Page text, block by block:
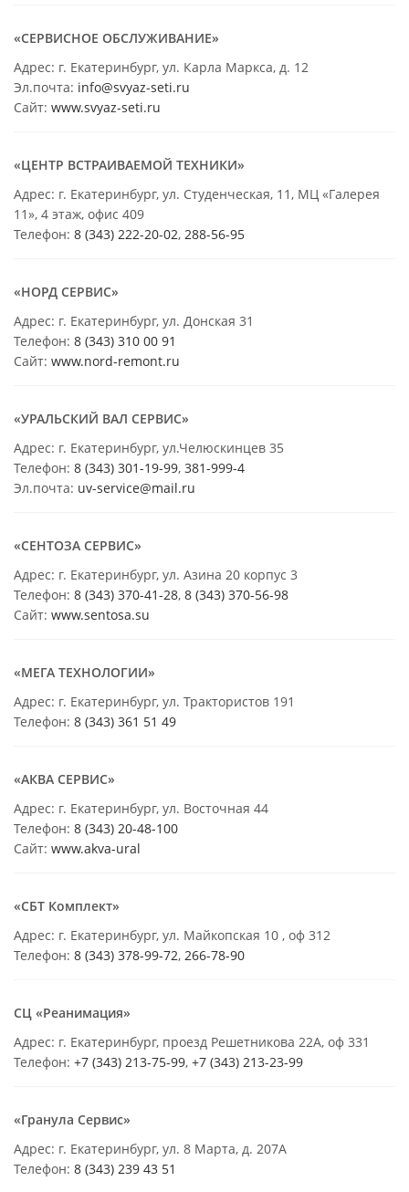
«СЕРВИСНОЕ ОБСЛУЖИВАНИЕ»
Адрес: г. Екатеринбург, ул. Карла Маркса, д. 12
Эл.почта: info@svyaz-seti.ru
Сайт: www.svyaz-seti.ru
«ЦЕНТР ВСТРАИВАЕМОЙ ТЕХНИКИ»
Адрес: г. Екатеринбург, ул. Студенческая, 11, МЦ «Галерея
11», 4 этаж, офис 409
Телефон: 8 (343) 222-20-02, 288-56-95
«НОРД СЕРВИС»
Адрес: г. Екатеринбург, ул. Донская 31
Телефон: 8 (343) 310 00 91
Сайт: www.nord-remont.ru
«УРАЛЬСКИЙ ВАЛ СЕРВИС»
Адрес: г. Екатеринбург, ул.Челюскинцев 35
Телефон: 8 (343) 301-19-99, 381-999-4
Эл.почта: uv-service@mail.ru
«СЕНТОЗА СЕРВИС»
Адрес: г. Екатеринбург, ул. Азина 20 корпус 3
Телефон: 8 (343) 370-41-28, 8 (343) 370-56-98
Сайт: www.sentosa.su
«МЕГА ТЕХНОЛОГИИ»
Адрес: г. Екатеринбург, ул. Трактористов 191
Телефон: 8 (343) 361 51 49
«АКВА СЕРВИС»
Адрес: г. Екатеринбург, ул. Восточная 44
Телефон: 8 (343) 20-48-100
Сайт: www.akva-ural
«СБТ Комплект»
Адрес: г. Екатеринбург, ул. Майкопская 10 , оф 312
Телефон: 8 (343) 378-99-72, 266-78-90
СЦ «Реанимация»
Адрес: г. Екатеринбург, проезд Решетникова 22А, оф 331
Телефон: +7 (343) 213-75-99, +7 (343) 213-23-99
«Гранула Сервис»
Адрес: г. Екатеринбург, ул. 8 Марта, д. 207А
Телефон: 8 (343) 239 43 51